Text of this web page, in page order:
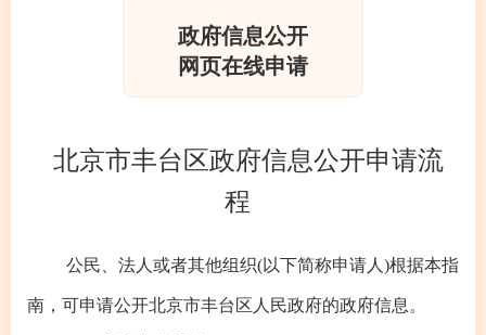
政府信息公开
网页在线申请
北京市丰台区政府信息公开申请流
程
公民、法人或者其他组织(以下简称申请人)根据本指
南，可申请公开北京市丰台区人民政府的政府信息。